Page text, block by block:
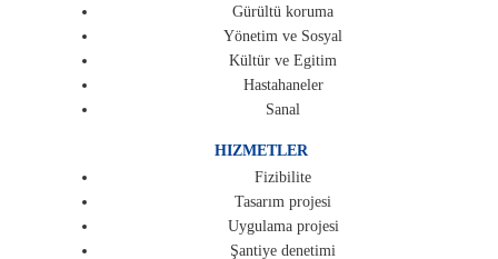
Gürültü koruma
Yönetim ve Sosyal
Kültür ve Egitim
Hastahaneler
Sanal
HIZMETLER
Fizibilite
Tasarım projesi
Uygulama projesi
Şantiye denetimi